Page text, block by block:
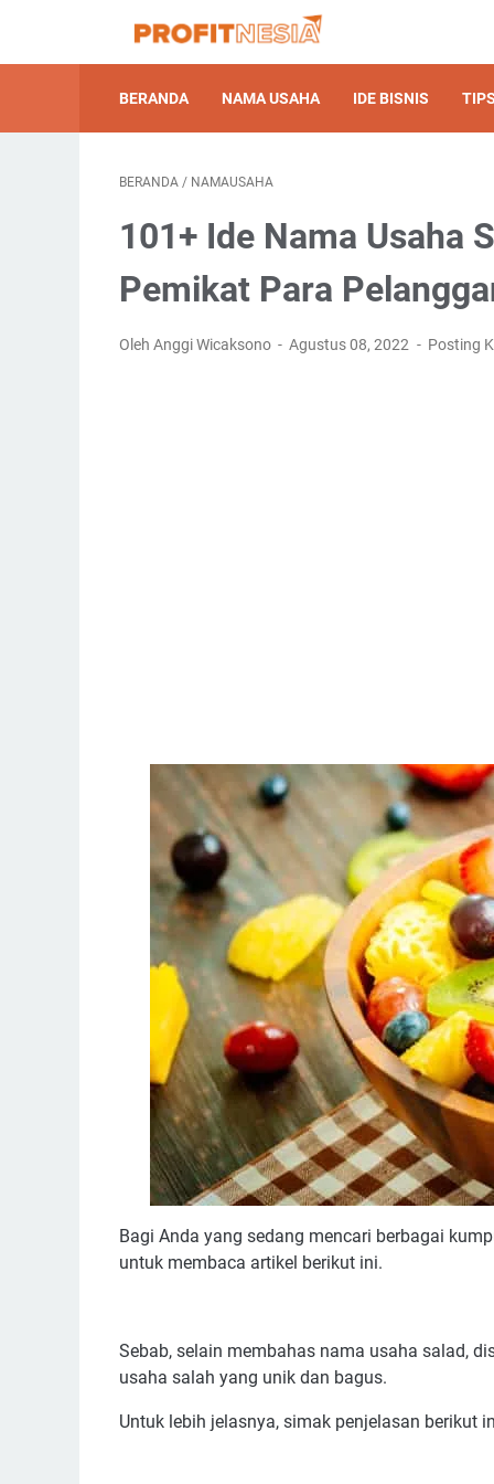
BERANDA NAMA USAHA IDE BISNIS
BERANDA / NAMAUSAHA
101+ Ide Nama Usaha
Pemikat Para
Oleh Anggi Wicaksono Agustus 08, 2022 Posting
Bagi Anda yang sedang mencari berbagai
untuk membaca artikel berikut ini.
Sebab, selain membahas nama usaha salad,
usaha salah yang unik dan bagus.
Untuk lebih jelasnya, simak penjelasan berikut